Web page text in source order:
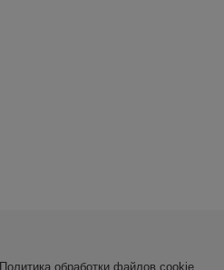
Политика обработки файлов cookie